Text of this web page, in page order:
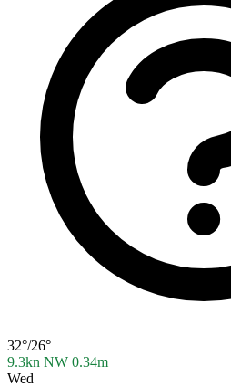
32°/26°
9.3kn NW 0.34m
Wed